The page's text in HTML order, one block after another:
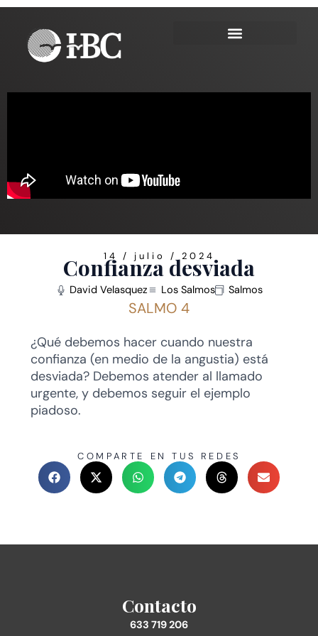
Ir
contenido
14 / julio / 2024
Confianza desviada
David Velasquez Los Salmos Salmos
SALMO 4
¿Qué debemos hacer cuando nuestra
confianza (en medio de la angustia) está
desviada? Debemos atender al llamado
urgente, y debemos seguir el ejemplo
piadoso.
COMPARTE EN TUS REDES
Contacto
633 719 206